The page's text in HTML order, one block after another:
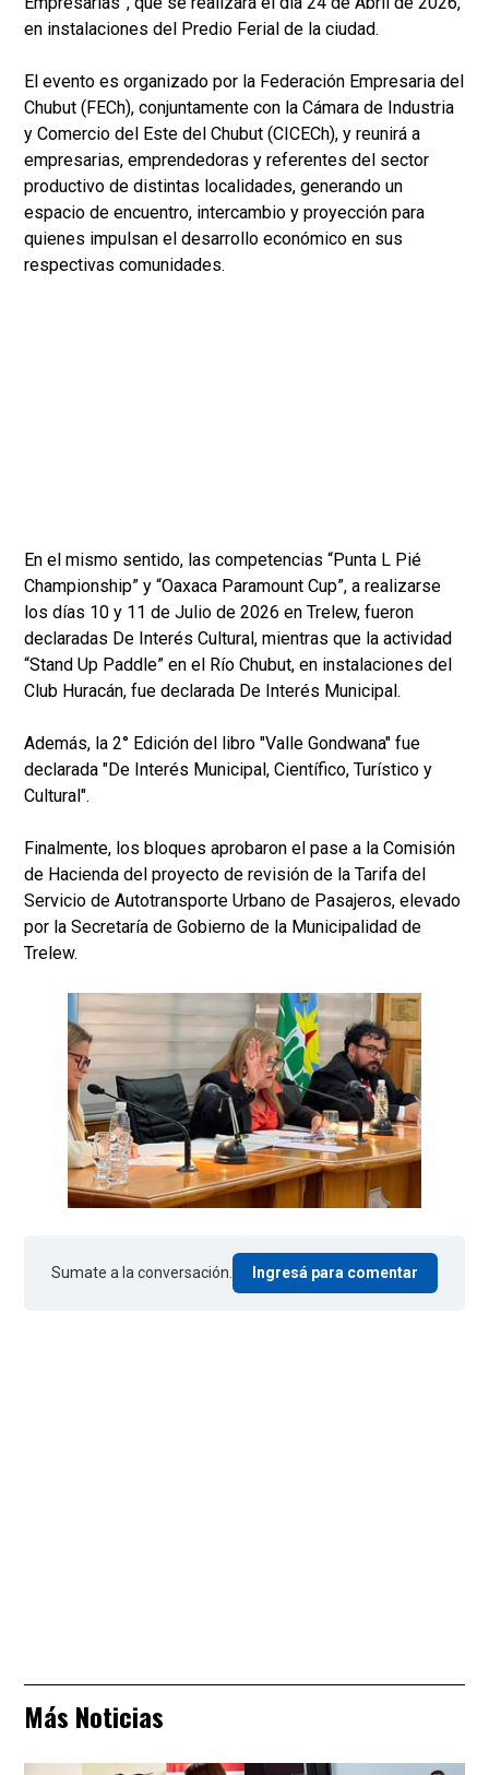
en instalaciones del Predio Ferial de la ciudad.
El evento es organizado por la Federación Empresaria del
Chubut (FECh), conjuntamente con la Cámara de Industria
y Comercio del Este del Chubut (CICECh), y reunirá a
empresarias, emprendedoras y referentes del sector
productivo de distintas localidades, generando un
espacio de encuentro, intercambio y proyección para
quienes impulsan el desarrollo económico en sus
respectivas comunidades.
En el mismo sentido, las competencias “Punta L Pié
Championship” y “Oaxaca Paramount Cup”, a realizarse
los días 10 y 11 de Julio de 2026 en Trelew, fueron
declaradas De Interés Cultural, mientras que la actividad
“Stand Up Paddle” en el Río Chubut, en instalaciones del
Club Huracán, fue declarada De Interés Municipal.
Además, la 2° Edición del libro "Valle Gondwana" fue
declarada "De Interés Municipal, Científico, Turístico y
Cultural".
Finalmente, los bloques aprobaron el pase a la Comisión
de Hacienda del proyecto de revisión de la Tarifa del
Servicio de Autotransporte Urbano de Pasajeros, elevado
por la Secretaría de Gobierno de la Municipalidad de
Trelew.
Sumate a la conversación. Ingresá para comentar
Más Noticias